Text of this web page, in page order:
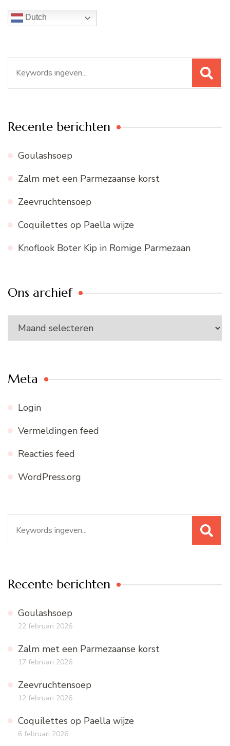
Dutch
naar:
Recente berichten
Goulashsoep
Zalm met een Parmezaanse korst
Zeevruchtensoep
Coquilettes op Paella wijze
Knoflook Boter Kip in Romige Parmezaan
Ons archief
Ons
archief
Meta
Login
Vermeldingen feed
Reacties feed
WordPress.org
naar:
Recente berichten
Goulashsoep
22 februari 2026
Zalm met een Parmezaanse korst
17 februari 2026
Zeevruchtensoep
12 februari 2026
Coquilettes op Paella wijze
6 februari 2026